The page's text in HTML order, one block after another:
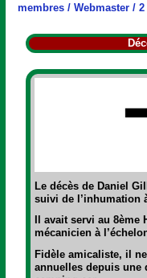
membres /Webmaster/2
Le décès deDaniel
suivi de l’inhumation
Il avait servi au 8ème
mécanicien à
Fidèle amicaliste, il
annuelles depuis une